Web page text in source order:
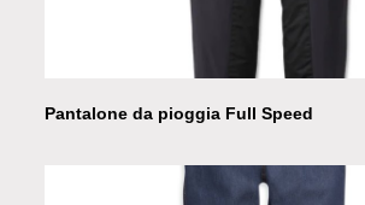
Pantalone da pioggia Full Speed